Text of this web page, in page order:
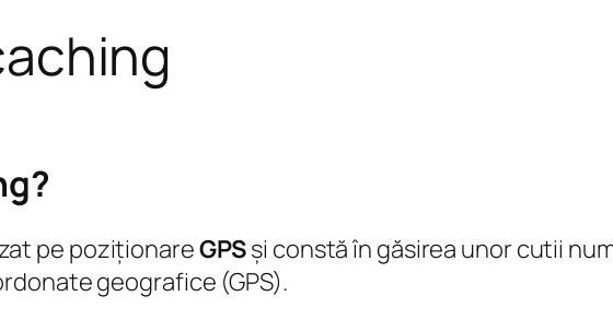
pe poziționareGPSși constă în găsirea unor cutii
geografice (GPS).